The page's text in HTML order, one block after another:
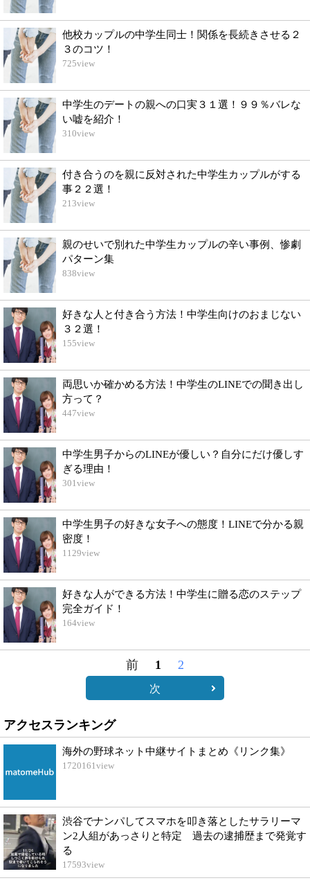
他校カップルの中学生同士！関係を長続きさせる２
３のコツ！
725view
中学生のデートの親への口実３１選！９９％バレな
い嘘を紹介！
310view
付き合うのを親に反対された中学生カップルがする
事２２選！
213view
親のせいで別れた中学生カップルの辛い事例、惨劇
パターン集
838view
好きな人と付き合う方法！中学生向けのおまじない
３２選！
155view
両思いか確かめる方法！中学生のLINEでの聞き出し
方って？
447view
中学生男子からのLINEが優しい？自分にだけ優しす
ぎる理由！
301view
中学生男子の好きな女子への態度！LINEで分かる親
密度！
1129view
好きな人ができる方法！中学生に贈る恋のステップ
完全ガイド！
164view
前 1 2
次
アクセスランキング
海外の野球ネット中継サイトまとめ《リンク集》
1720161view
渋谷でナンパしてスマホを叩き落としたサラリーマ
ン2人組があっさりと特定 過去の逮捕歴まで発覚す
る
17593view